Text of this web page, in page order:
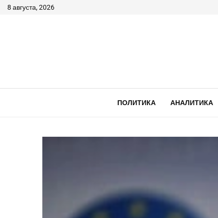
8 августа, 2026
ПОЛИТИКА АНАЛИТИКА